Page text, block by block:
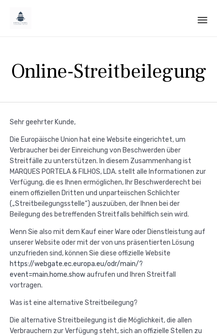
Online-Streitbeilegung
Sehr geehrter Kunde,
Die Europäische Union hat eine Website eingerichtet, um
Verbraucher bei der Einreichung von Beschwerden über
Streitfälle zu unterstützen. In diesem Zusammenhang ist
MARQUES PORTELA & FILHOS, LDA. stellt alle Informationen zur
Verfügung, die es Ihnen ermöglichen, Ihr Beschwerderecht bei
einem offiziellen Dritten und unparteiischen Schlichter
(„Streitbeilegungsstelle“) auszuüben, der Ihnen bei der
Beilegung des betreffenden Streitfalls behilflich sein wird.
Wenn Sie also mit dem Kauf einer Ware oder Dienstleistung auf
unserer Website oder mit der von uns präsentierten Lösung
unzufrieden sind, können Sie diese offizielle Website
https://webgate.ec.europa.eu/odr/main/?
event=main.home.showaufrufen und Ihren Streitfall
vortragen.
Was ist eine alternative Streitbeilegung?
Die alternative Streitbeilegung ist die Möglichkeit, die allen
Verbrauchern zur Verfügung steht, sich an offizielle Stellen zu